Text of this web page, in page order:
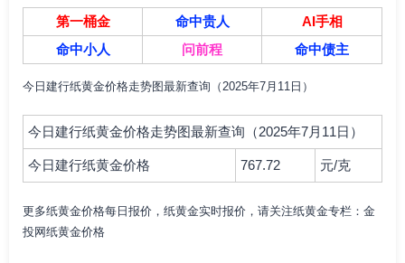
第一桶金 命中贵人
AI手相
命中小人
问前程 命中债主
今日建行纸黄金价格走势图最新查询（2025年7月11日）
今日建行纸黄金价格走势图最新查询（2025年7月11日）
今日建行纸黄金价格 767.72 元/克
更多纸黄金价格每日报价，纸黄金实时报价，请关注纸黄金专栏：金
投网纸黄金价格